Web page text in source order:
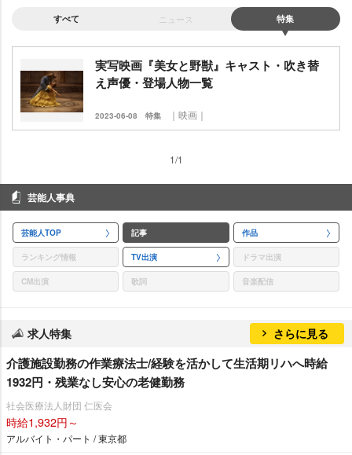
すべて ニュース 特集
実写映画『美女と野獣』キャスト・吹き替
え声優・登場人物一覧
2023-06-08 特集 ｜映画｜
1/1
芸能人事典
芸能人TOP 記事 作品
ランキング情報 TV出演 ドラマ出演
CM出演 歌詞 音楽配信
求人特集 さらに見る
介護施設勤務の作業療法士/経験を活かして生活期リハへ時給
1932円・残業なし安心の老健勤務
社会医療法人財団 仁医会
時給1,932円～
アルバイト・パート / 東京都